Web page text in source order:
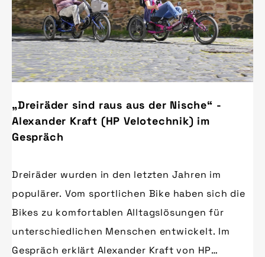
„Dreiräder sind raus aus der Nische“ -
Alexander Kraft (HP Velotechnik) im
Gespräch
Dreiräder wurden in den letzten Jahren im
populärer. Vom sportlichen Bike haben sich die
Bikes zu komfortablen Alltagslösungen für
unterschiedlichen Menschen entwickelt. Im
Gespräch erklärt Alexander Kraft von HP